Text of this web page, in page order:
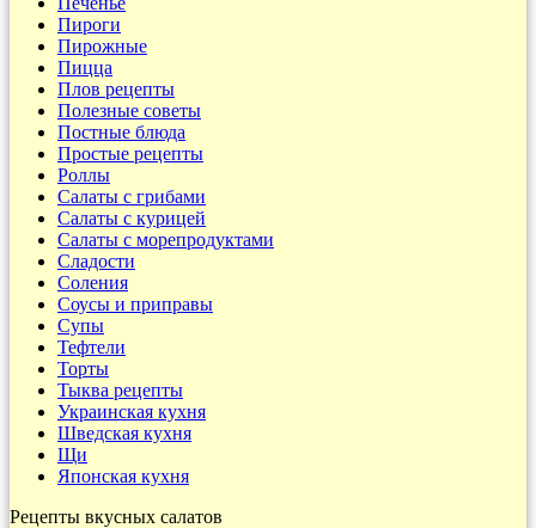
Пироги
Пирожные
Пицца
Плов рецепты
Полезные советы
Постные блюда
Простые рецепты
Роллы
Салаты с грибами
Салаты с курицей
Салаты с морепродуктами
Сладости
Соления
Соусы и приправы
Супы
Тефтели
Торты
Тыква рецепты
Украинская кухня
Шведская кухня
Щи
Японская кухня
Рецепты вкусных салатов